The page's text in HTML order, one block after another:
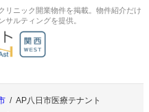
リニック開業物件を掲載。物件紹介だけ
サルティングを提供。
AP八日市医療テナント